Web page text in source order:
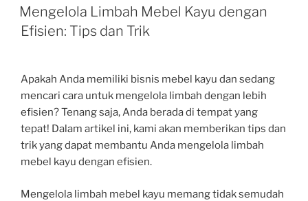
ON
Mengelola Limbah Mebel Kayu dengan
Efisien: Tips dan Trik
Apakah Anda memiliki bisnis mebel kayu dan sedang
mencari cara untuk mengelola limbah dengan lebih
efisien? Tenang saja, Anda berada di tempat yang
tepat! Dalam artikel ini, kami akan memberikan tips dan
trik yang dapat membantu Anda mengelola limbah
mebel kayu dengan efisien.
Mengelola limbah mebel kayu memang tidak semudah